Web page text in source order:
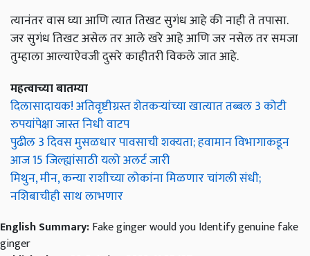
त्यानंतर वास घ्या आणि त्यात तिखट सुगंध आहे की नाही ते तपासा.
जर सुगंध तिखट असेल तर आले खरे आहे आणि जर नसेल तर समजा
तुम्हाला आल्याऐवजी दुसरे काहीतरी विकले जात आहे.
महत्वाच्या बातम्या
दिलासादायक! अतिवृष्टीग्रस्त शेतकऱ्यांच्या खात्यात तब्बल 3 कोटी
रुपयांपेक्षा जास्त निधी वाटप
पुढील 3 दिवस मुसळधार पावसाची शक्यता; हवामान विभागाकडून
आज 15 जिल्ह्यांसाठी यलो अलर्ट जारी
मिथुन, मीन, कन्या राशीच्या लोकांना मिळणार चांगली संधी;
नशिबाचीही साथ लाभणार
English Summary:Fake ginger would you Identify genuine fake
ginger